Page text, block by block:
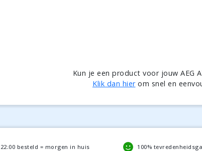
Kun je een product voor jouw AEG
Klik dan hierom snel en
22:00 besteld = morgen in huis 100%